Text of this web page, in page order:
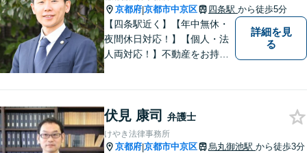
京都府|京都市中京区 四条駅 から徒歩5分
【四条駅近く】【年中無休・
夜間休日対応！】【個人・法
人両対応！】不動産をお持ち
【24時間予約受付】【出張相
談可能】【弁護士保険（特
約）全社対応いたします】
詳細を見
る
伏見 康司 弁護士
けやき法律事務所
京都府|京都市中京区 烏丸御池駅 から徒歩3分